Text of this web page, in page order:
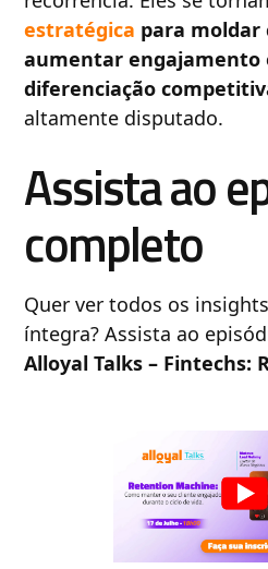
estratégica para
aumentar engajamento
diferenciação
altamente disputado.
Assista ao
completo
Quer ver todos os
íntegra? Assista ao
Alloyal Talks – Fintechs: